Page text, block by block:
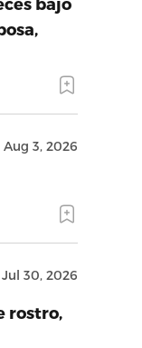
Aug 3, 2026
Jul 30, 2026
rostro,